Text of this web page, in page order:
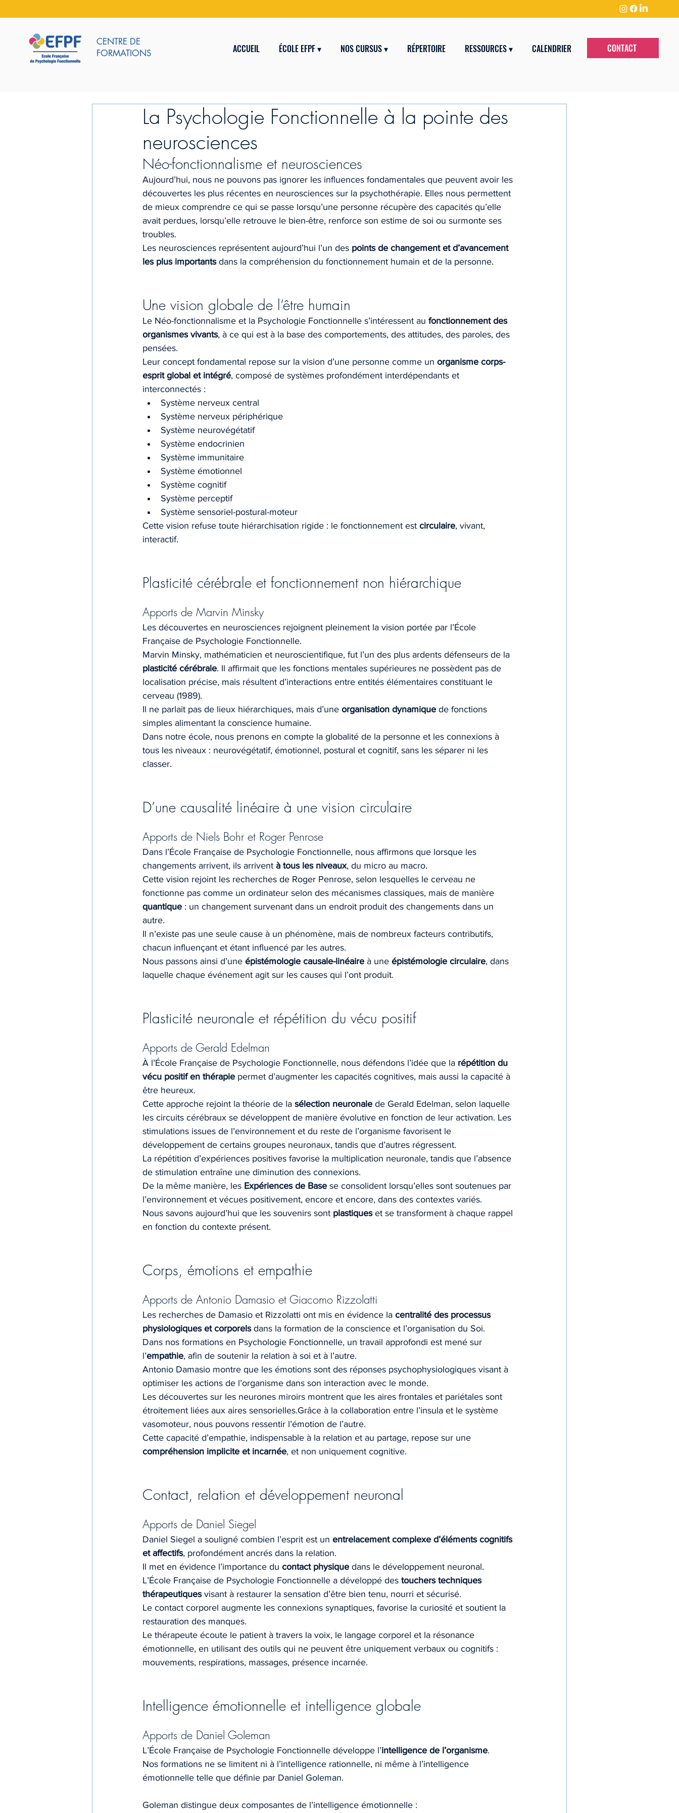
CENTRE DE
FORMATIONS
ACCUEIL ÉCOLE EFPF ▾ NOS CURSUS ▾ RÉPERTOIRE RESSOURCES ▾ CALENDRIER CONTACT
La Psychologie Fonctionnelle à la pointe des
neurosciences
Néo-fonctionnalisme et neurosciences
Aujourd’hui, nous ne pouvons pas ignorer les influences fondamentales que peuvent avoir les
découvertes les plus récentes en neurosciences sur la psychothérapie. Elles nous permettent
de mieux comprendre ce qui se passe lorsqu’une personne récupère des capacités qu’elle
avait perdues, lorsqu’elle retrouve le bien-être, renforce son estime de soi ou surmonte ses
troubles.
Les neurosciences représentent aujourd’hui l’un des points de changement et d’avancement
les plus importants dans la compréhension du fonctionnement humain et de la personne.
Une vision globale de l’être humain
Le Néo-fonctionnalisme et la Psychologie Fonctionnelle s’intéressent au fonctionnement des
organismes vivants, à ce qui est à la base des comportements, des attitudes, des paroles, des
pensées.
Leur concept fondamental repose sur la vision d’une personne comme un organisme corps-
esprit global et intégré, composé de systèmes profondément interdépendants et
interconnectés :
Système nerveux central
Système nerveux périphérique
Système neurovégétatif
Système endocrinien
Système immunitaire
Système émotionnel
Système cognitif
Système perceptif
Système sensoriel-postural-moteur
Cette vision refuse toute hiérarchisation rigide : le fonctionnement est circulaire, vivant,
interactif.
Plasticité cérébrale et fonctionnement non hiérarchique
Apports de Marvin Minsky
Les découvertes en neurosciences rejoignent pleinement la vision portée par l’École
Française de Psychologie Fonctionnelle.
Marvin Minsky, mathématicien et neuroscientifique, fut l’un des plus ardents défenseurs de la
plasticité cérébrale. Il affirmait que les fonctions mentales supérieures ne possèdent pas de
localisation précise, mais résultent d’interactions entre entités élémentaires constituant le
cerveau (1989).
Il ne parlait pas de lieux hiérarchiques, mais d’une organisation dynamique de fonctions
simples alimentant la conscience humaine.
Dans notre école, nous prenons en compte la globalité de la personne et les connexions à
tous les niveaux : neurovégétatif, émotionnel, postural et cognitif, sans les séparer ni les
classer.
D’une causalité linéaire à une vision circulaire
Apports de Niels Bohr et Roger Penrose
Dans l’École Française de Psychologie Fonctionnelle, nous affirmons que lorsque les
changements arrivent, ils arrivent à tous les niveaux, du micro au macro.
Cette vision rejoint les recherches de Roger Penrose, selon lesquelles le cerveau ne
fonctionne pas comme un ordinateur selon des mécanismes classiques, mais de manière
quantique : un changement survenant dans un endroit produit des changements dans un
autre.
Il n’existe pas une seule cause à un phénomène, mais de nombreux facteurs contributifs,
chacun influençant et étant influencé par les autres.
Nous passons ainsi d’une épistémologie causale-linéaire à une épistémologie circulaire, dans
laquelle chaque événement agit sur les causes qui l’ont produit.
Plasticité neuronale et répétition du vécu positif
Apports de Gerald Edelman
À l’École Française de Psychologie Fonctionnelle, nous défendons l’idée que la répétition du
vécu positif en thérapie permet d’augmenter les capacités cognitives, mais aussi la capacité à
être heureux.
Cette approche rejoint la théorie de la sélection neuronale de Gerald Edelman, selon laquelle
les circuits cérébraux se développent de manière évolutive en fonction de leur activation. Les
stimulations issues de l’environnement et du reste de l’organisme favorisent le
développement de certains groupes neuronaux, tandis que d’autres régressent.
La répétition d’expériences positives favorise la multiplication neuronale, tandis que l’absence
de stimulation entraîne une diminution des connexions.
De la même manière, les Expériences de Base se consolident lorsqu’elles sont soutenues par
l’environnement et vécues positivement, encore et encore, dans des contextes variés.
Nous savons aujourd’hui que les souvenirs sont plastiques et se transforment à chaque rappel
en fonction du contexte présent.
Corps, émotions et empathie
Apports de Antonio Damasio et Giacomo Rizzolatti
Les recherches de Damasio et Rizzolatti ont mis en évidence la centralité des processus
physiologiques et corporels dans la formation de la conscience et l’organisation du Soi.
Dans nos formations en Psychologie Fonctionnelle, un travail approfondi est mené sur
l’empathie, afin de soutenir la relation à soi et à l’autre.
Antonio Damasio montre que les émotions sont des réponses psychophysiologiques visant à
optimiser les actions de l’organisme dans son interaction avec le monde.
Les découvertes sur les neurones miroirs montrent que les aires frontales et pariétales sont
étroitement liées aux aires sensorielles.Grâce à la collaboration entre l’insula et le système
vasomoteur, nous pouvons ressentir l’émotion de l’autre.
Cette capacité d’empathie, indispensable à la relation et au partage, repose sur une
compréhension implicite et incarnée, et non uniquement cognitive.
Contact, relation et développement neuronal
Apports de Daniel Siegel
Daniel Siegel a souligné combien l’esprit est un entrelacement complexe d’éléments cognitifs
et affectifs, profondément ancrés dans la relation.
Il met en évidence l’importance du contact physique dans le développement neuronal.
L’École Française de Psychologie Fonctionnelle a développé des touchers techniques
thérapeutiques visant à restaurer la sensation d’être bien tenu, nourri et sécurisé.
Le contact corporel augmente les connexions synaptiques, favorise la curiosité et soutient la
restauration des manques.
Le thérapeute écoute le patient à travers la voix, le langage corporel et la résonance
émotionnelle, en utilisant des outils qui ne peuvent être uniquement verbaux ou cognitifs :
mouvements, respirations, massages, présence incarnée.
Intelligence émotionnelle et intelligence globale
Apports de Daniel Goleman
L’École Française de Psychologie Fonctionnelle développe l’intelligence de l’organisme.
Nos formations ne se limitent ni à l’intelligence rationnelle, ni même à l’intelligence
émotionnelle telle que définie par Daniel Goleman.
Goleman distingue deux composantes de l’intelligence émotionnelle :